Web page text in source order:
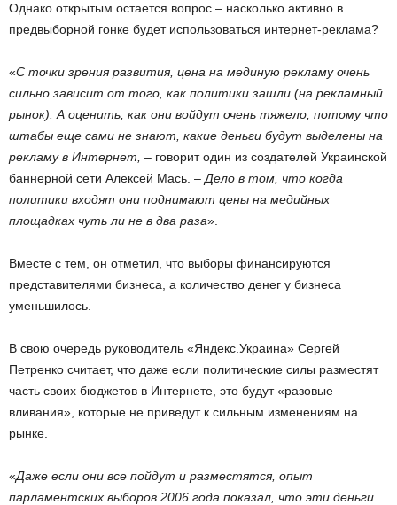
Однако открытым остается вопрос – насколько активно в
предвыборной гонке будет использоваться интернет-реклама?
«С точки зрения развития, цена на мединую рекламу очень
сильно зависит от того, как политики зашли (на рекламный
рынок). А оценить, как они войдут очень тяжело, потому что
штабы еще сами не знают, какие деньги будут выделены на
рекламу в Интернет, – говорит один из создателей Украинской
баннерной сети Алексей Мась. – Дело в том, что когда
политики входят они поднимают цены на медийных
площадках чуть ли не в два раза».
Вместе с тем, он отметил, что выборы финансируются
представителями бизнеса, а количество денег у бизнеса
уменьшилось.
В свою очередь руководитель «Яндекс.Украина» Сергей
Петренко считает, что даже если политические силы разместят
часть своих бюджетов в Интернете, это будут «разовые
вливания», которые не приведут к сильным изменениям на
рынке.
«Даже если они все пойдут и разместятся, опыт
парламентских выборов 2006 года показал, что эти деньги